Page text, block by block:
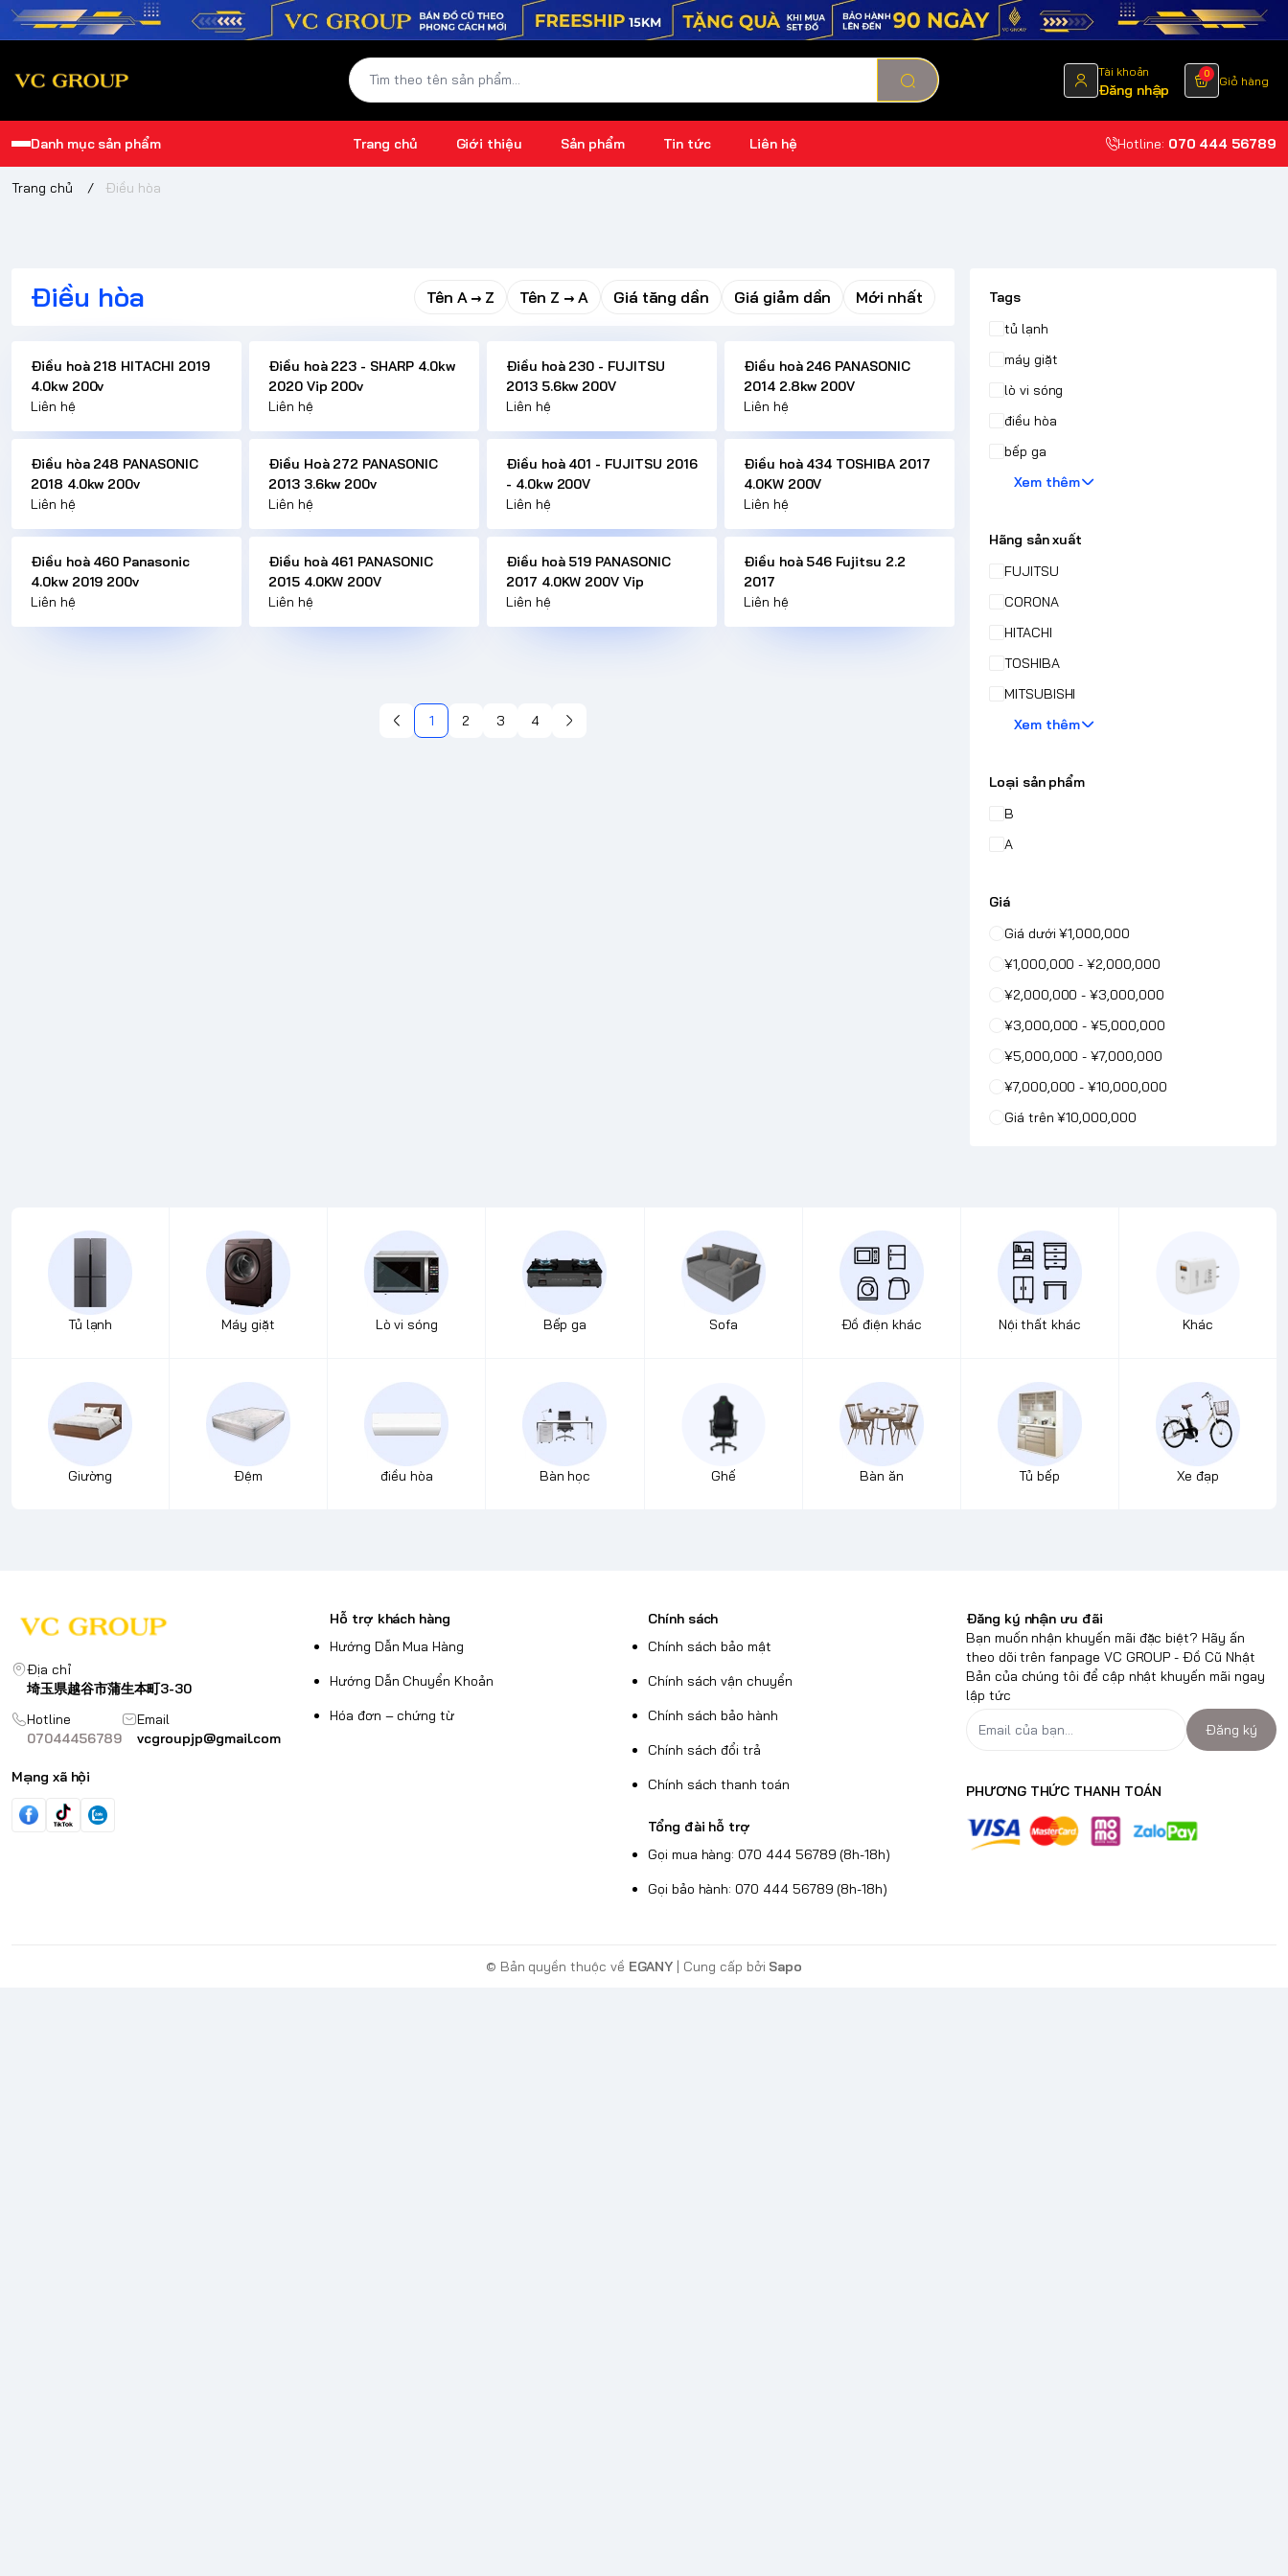
Tài khoản
Đăng nhập
0
Giỏ hàng
Danh mục sản phẩm Trang chủ Giới thiệu Sản phẩm Tin tức Liên hệ Hotline: 070 444 56789
Trang chủ / Điều hòa
Điều hòa Tên A → Z Tên Z → A Giá tăng dần Giá giảm dần Mới nhất
Điều hoà 218 HITACHI 2019
4.0kw 200v
Liên hệ
Điều hoà 223 - SHARP 4.0kw
2020 Vip 200v
Liên hệ
Điều hoà 230 - FUJITSU
2013 5.6kw 200V
Liên hệ
Điều hoà 246 PANASONIC
2014 2.8kw 200V
Liên hệ
Điều hòa 248 PANASONIC
2018 4.0kw 200v
Liên hệ
Điều Hoà 272 PANASONIC
2013 3.6kw 200v
Liên hệ
Điều hoà 401 - FUJITSU 2016
- 4.0kw 200V
Liên hệ
Điều hoà 434 TOSHIBA 2017
4.0KW 200V
Liên hệ
Điều hoà 460 Panasonic
4.0kw 2019 200v
Liên hệ
Điều hoà 461 PANASONIC
2015 4.0KW 200V
Liên hệ
Điều hoà 519 PANASONIC
2017 4.0KW 200V Vip
Liên hệ
Điều hoà 546 Fujitsu 2.2
2017
Liên hệ
1 2 3 4
Giá
Giá dưới ¥1,000,000
¥1,000,000 - ¥2,000,000
¥2,000,000 - ¥3,000,000
¥3,000,000 - ¥5,000,000
¥5,000,000 - ¥7,000,000
¥7,000,000 - ¥10,000,000
Giá trên ¥10,000,000
Hãng sản xuất
FUJITSU
CORONA
HITACHI
TOSHIBA
MITSUBISHI
Xem thêm
Loại sản phẩm
B
A
Tags
tủ lạnh
máy giặt
lò vi sóng
điều hòa
bếp ga
Xem thêm
Tủ lạnh Máy giặt Lò vi sóng Bếp ga Sofa Đồ điện khác Nội thất khác Khác
Giường Đệm điều hòa Bàn học Ghế Bàn ăn Tủ bếp Xe đạp
Địa chỉ
埼玉県越谷市蒲生本町3-30
Hotline
07044456789
Email
vcgroupjp@gmail.com
Mạng xã hội
Hỗ trợ khách hàng
Hướng Dẫn Mua Hàng
Hướng Dẫn Chuyển Khoản
Hóa đơn – chứng từ
Chính sách
Chính sách bảo mật
Chính sách vận chuyển
Chính sách bảo hành
Chính sách đổi trả
Chính sách thanh toán
Tổng đài hỗ trợ
Gọi mua hàng: 070 444 56789 (8h-18h)
Gọi bảo hành: 070 444 56789 (8h-18h)
Đăng ký nhận ưu đãi
Bạn muốn nhận khuyến mãi đặc biệt? Hãy ấn
theo dõi trên fanpage VC GROUP - Đồ Cũ Nhật
Bản của chúng tôi để cập nhật khuyến mãi ngay
lập tức
Đăng ký
PHƯƠNG THỨC THANH TOÁN
© Bản quyền thuộc về EGANY | Cung cấp bởi Sapo